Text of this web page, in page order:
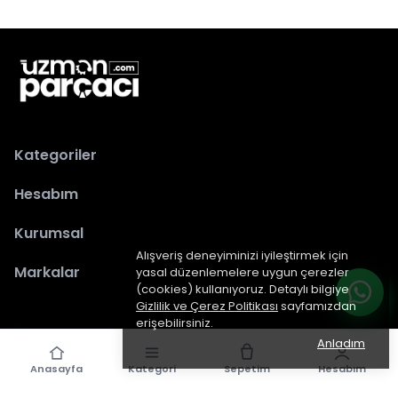
Alışveriş deneyiminizi iyileştirmek için
yasal düzenlemelere uygun çerezler
(cookies) kullanıyoruz. Detaylı bilgiye
Gizlilik ve Çerez Politikası sayfamızdan
erişebilirsiniz.
Anladım
Kategoriler
Hesabım
Kurumsal
Markalar
epiked.comtarafından dizayn edilmiştir.
Anasayfa Kategori Sepetim Hesabım